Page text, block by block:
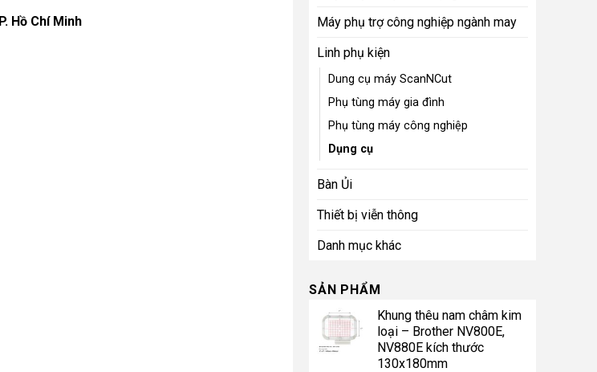
Hồ Chí Minh
Máy phụ trợ công nghiệp ngành may
Linh phụ kiện
Dung cụ máy ScanNCut
Phụ tùng máy gia đình
Phụ tùng máy công nghiệp
Dụng cụ
Bàn Ủi
Thiết bị viễn thông
Danh mục khác
SẢN PHẨM
Khung thêu nam châm kim
loại – Brother NV800E,
NV880E kích thước
130x180mm